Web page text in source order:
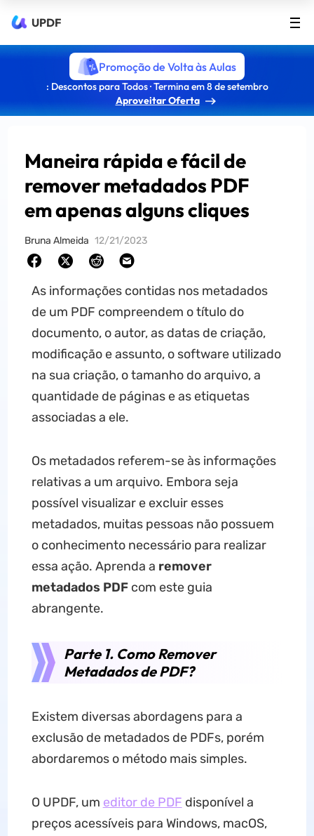
UPDF
Promoção de Volta às Aulas
: Descontos para Todos · Termina em 8 de setembro
Aproveitar Oferta
Maneira rápida e fácil de
remover metadados PDF
em apenas alguns cliques
Bruna Almeida 12/21/2023
As informações contidas nos metadados
de um PDF compreendem o título do
documento, o autor, as datas de criação,
modificação e assunto, o software utilizado
na sua criação, o tamanho do arquivo, a
quantidade de páginas e as etiquetas
associadas a ele.
Os metadados referem-se às informações
relativas a um arquivo. Embora seja
possível visualizar e excluir esses
metadados, muitas pessoas não possuem
o conhecimento necessário para realizar
essa ação. Aprenda a remover
metadados PDFcom este guia
abrangente.
Parte 1. Como Remover
Metadados de PDF?
Existem diversas abordagens para a
exclusão de metadados de PDFs, porém
abordaremos o método mais simples.
O UPDF, um editor de PDF disponível a
preços acessíveis para Windows, macOS,